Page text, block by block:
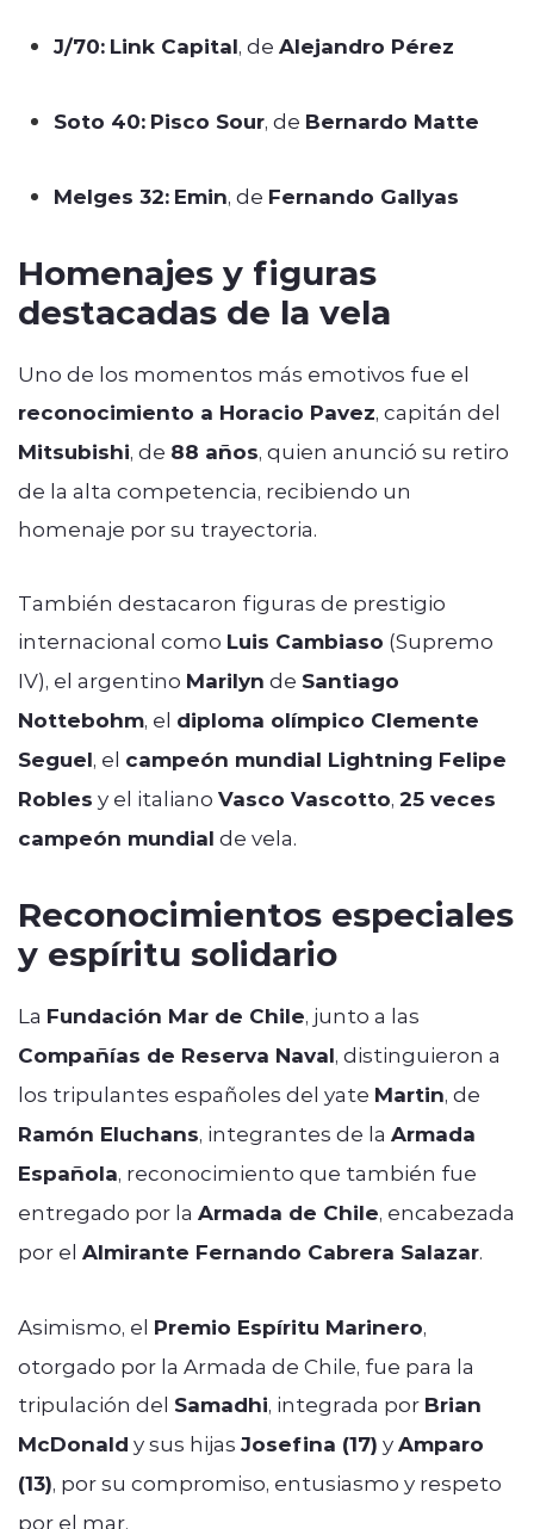
J/70: Link Capital, de Alejandro Pérez
Soto 40: Pisco Sour, de Bernardo Matte
Melges 32: Emin, de Fernando Gallyas
Homenajes y figuras
destacadas de la vela
Uno de los momentos más emotivos fue el
reconocimiento a Horacio Pavez, capitán del
Mitsubishi, de 88 años, quien anunció su retiro
de la alta competencia, recibiendo un
homenaje por su trayectoria.
También destacaron figuras de prestigio
internacional como Luis Cambiaso (Supremo
IV), el argentino Marilyn de Santiago
Nottebohm, el diploma olímpico Clemente
Seguel, el campeón mundial Lightning Felipe
Robles y el italiano Vasco Vascotto, 25 veces
campeón mundial de vela.
Reconocimientos especiales
y espíritu solidario
La Fundación Mar de Chile, junto a las
Compañías de Reserva Naval, distinguieron a
los tripulantes españoles del yate Martin, de
Ramón Eluchans, integrantes de la Armada
Española, reconocimiento que también fue
entregado por la Armada de Chile, encabezada
por el Almirante Fernando Cabrera Salazar.
Asimismo, el Premio Espíritu Marinero,
otorgado por la Armada de Chile, fue para la
tripulación del Samadhi, integrada por Brian
McDonald y sus hijas Josefina (17) yAmparo
(13), por su compromiso, entusiasmo y respeto
por el mar.